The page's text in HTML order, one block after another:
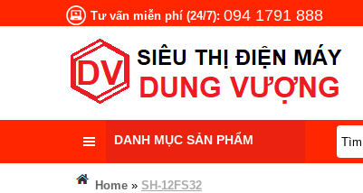
Tư vấn miễn phí (24/7): 094 1791 888
DANH MỤC SẢN PHẨM
Home » SH-12FS32